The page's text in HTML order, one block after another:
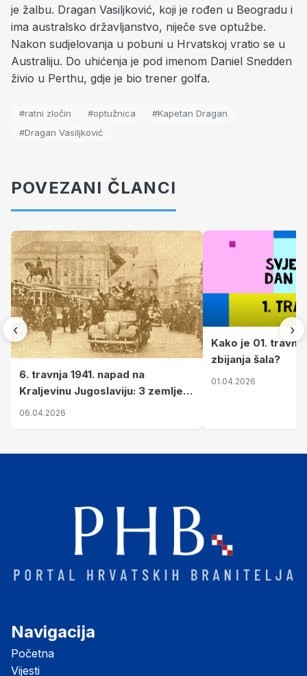
je žalbu. Dragan Vasiljković, koji je rođen u Beogradu i
ima australsko državljanstvo, niječe sve optužbe.
Nakon sudjelovanja u pobuni u Hrvatskoj vratio se u
Australiju. Do uhićenja je pod imenom Daniel Snedden
živio u Perthu, gdje je bio trener golfa.
#ratni zločin #optužnica
#Kapetan Dragan
#Dragan Vasiljković
POVEZANI ČLANCI
‹
6. travnja 1941. napad na
Kraljevinu Jugoslaviju: 3 zemlje
nastale njenim raspadom
06.04.2026
Kako je 01.
zbijanja šala?
01.04.2026
›
Navigacija
Početna
Vijesti